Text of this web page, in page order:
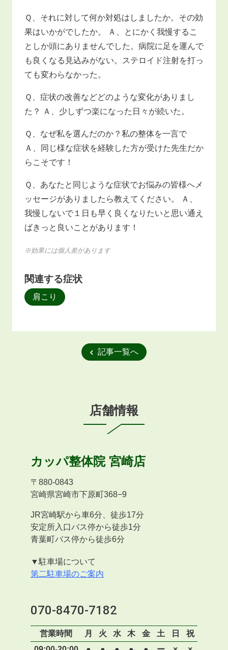
Ｑ、それに対して何か対処はしましたか。その効
果はいかがでしたか。 Ａ、とにかく我慢するこ
としか頭にありませんでした。病院に足を運んで
も良くなる見込みがない。ステロイド注射を打っ
ても変わらなかった。
Ｑ、症状の改善などどのような変化がありまし
た？ Ａ、少しずつ楽になった日々が続いた。
Ｑ、なぜ私を選んだのか？私の整体を一言で
Ａ、同じ様な症状を経験した方が受けた先生だか
らこそです！
Ｑ、あなたと同じような症状でお悩みの皆様へメ
ッセージがありましたら教えてください。 Ａ、
我慢しないで１日も早く良くなりたいと思い通え
ばきっと良いことがあります！
※効果には個人差があります
関連する症状
肩こり
記事一覧へ
店舗情報
カッパ整体院 宮崎店
〒 880-0843
宮崎県宮崎市下原町368−9
JR宮崎駅から車6分、徒歩17分
安定所入口バス停から徒歩1分
青葉町バス停から徒歩6分
▼駐車場について
第二駐車場のご案内
070-8470-7182
営業時間 月 火 水 木 金 土 日
祝